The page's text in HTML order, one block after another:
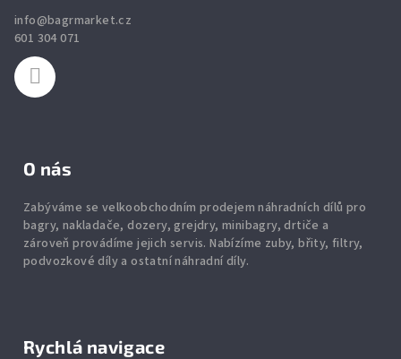
info@bagrmarket.cz
601 304 071
O nás
Zabýváme se velkoobchodním prodejem náhradních dílů pro
bagry, nakladače, dozery, grejdry, minibagry, drtiče a
zároveň provádíme jejich servis. Nabízíme zuby,břity,filtry,
podvozkové díly a ostatní náhradní díly.
Rychlá navigace